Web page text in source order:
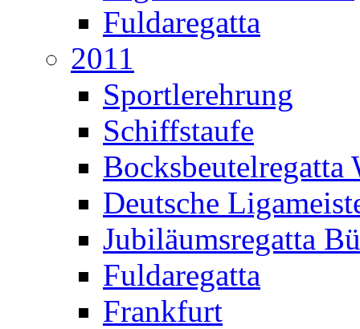
Fuldaregatta
2011
Sportlerehrung
Schiffstaufe
Bocksbeutelregatta
Deutsche
Jubiläumsregatta
Fuldaregatta
Frankfurt